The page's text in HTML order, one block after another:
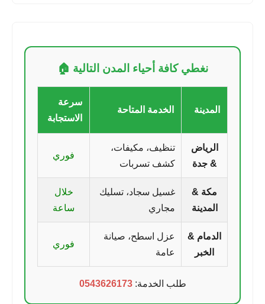
نغطي كافة أحياء المدن التالية 🏠
المدينة الخدمة المتاحة
سرعة
الاستجابة
الرياض
& جدة
تنظيف، مكيفات،
كشف تسربات
فوري
مكة &
المدينة
غسيل سجاد، تسليك
مجاري
خلال
ساعة
الدمام &
الخبر
عزل اسطح، صيانة
عامة
فوري
طلب الخدمة:0543626173